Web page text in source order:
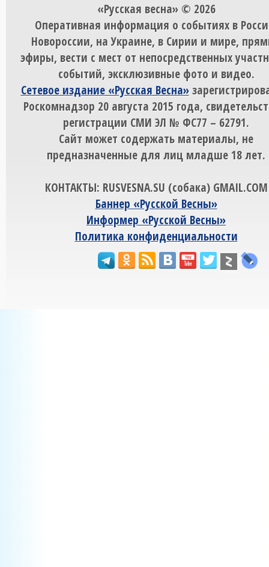
«Русская весна» © 2026
Оперативная информация о событиях в
Новороссии, на Украине, в Сирии и мире,
эфиры, вести с мест от непосредственных
событий, эксклюзивные фото и видео.
Сетевое издание «Русская Весна»
Роскомнадзор 20 августа 2015 года,
регистрации СМИ ЭЛ № ФС77 – 62791.
Сайт может содержать материалы, не
предназначенные для лиц младше 18 лет.
КОНТАКТЫ: RUSVESNA.SU (собака) GMAIL.COM
Баннер «Русской Весны»
Информер «Русской Весны»
Политика конфиденциальности